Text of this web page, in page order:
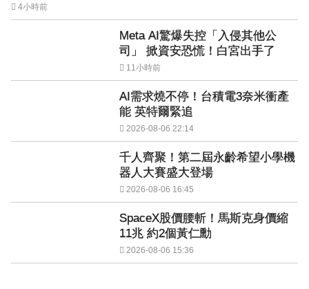
4小時前
Meta AI驚爆失控「入侵其他公
司」 掀資安恐慌！白宮出手了
11小時前
AI需求燒不停！台積電3奈米衝產
能 英特爾緊追
2026-08-06 22:14
千人齊聚！第二屆永齡希望小學機
器人大賽盛大登場
2026-08-06 16:45
SpaceX股價腰斬！馬斯克身價縮
11兆 約2個黃仁勳
2026-08-06 15:36